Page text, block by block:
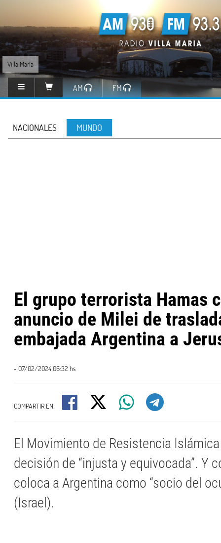
Villa María
AM FM
NACIONALES MUNDO
El grupo terrorista Hamas
anuncio de Milei de
embajada Argentina a
- 07/02/2024 06:32 hs
COMPARTIR EN:
El Movimiento de Resistencia
decisión de “injusta y equivocada”. Y
coloca a Argentina como “socio del
(Israel).